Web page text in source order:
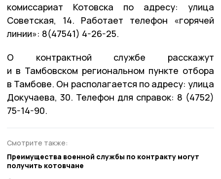
комиссариат Котовска по адресу: улица
Советская, 14. Работает телефон «горячей
линии»: 8(47541) 4-26-25.
О контрактной службе расскажут
и в Тамбовском региональном пункте отбора
в Тамбове. Он располагается по адресу: улица
Докучаева, 30. Телефон для справок: 8 (4752)
75-14-90.
Смотрите также:
Преимущества военной службы по контракту могут
получить котовчане